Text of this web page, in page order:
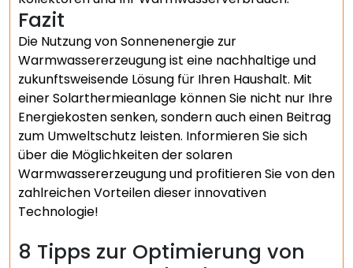
Fazit
Die Nutzung von Sonnenenergie zur
Warmwassererzeugung ist eine nachhaltige und
zukunftsweisende Lösung für Ihren Haushalt. Mit
einer Solarthermieanlage können Sie nicht nur Ihre
Energiekosten senken, sondern auch einen Beitrag
zum Umweltschutz leisten. Informieren Sie sich
über die Möglichkeiten der solaren
Warmwassererzeugung und profitieren Sie von den
zahlreichen Vorteilen dieser innovativen
Technologie!
8 Tipps zur Optimierung von